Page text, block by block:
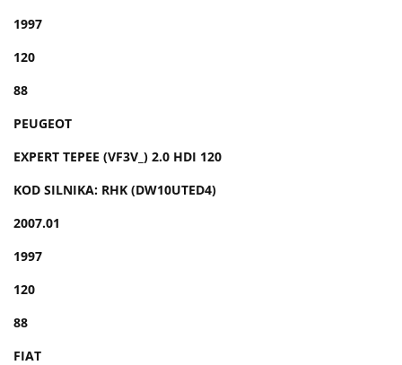
1997
120
88
PEUGEOT
EXPERT TEPEE (VF3V_) 2.0 HDI 120
KOD SILNIKA: RHK (DW10UTED4)
2007.01
1997
120
88
FIAT